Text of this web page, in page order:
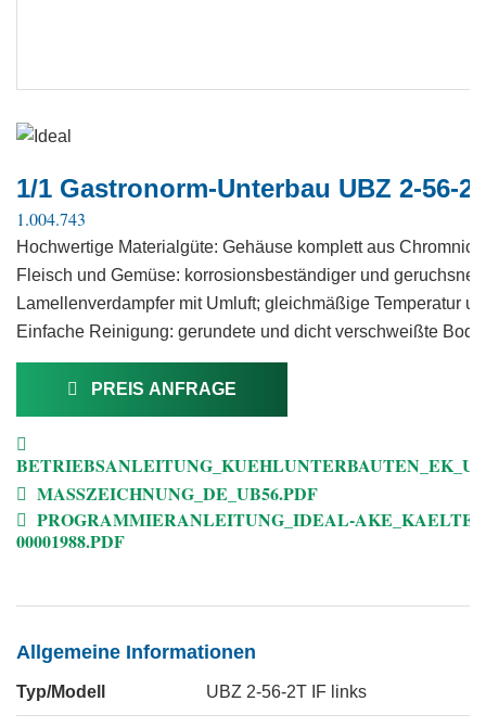
1/1 Gastronorm-Unterbau UBZ 2-56-
1.004.743
Hochwertige Materialgüte: Gehäuse komplett aus
Fleisch und Gemüse: korrosionsbeständiger und
Lamellenverdampfer mit Umluft; gleichmäßige Temperatur
Einfache Reinigung: gerundete und dicht verschweißte
PREIS ANFRAGE
MASSZEICHNUNG_DE_UB56.PDF
PROGRAMMIERANLEITUNG_IDEAL-
00001988.PDF
Allgemeine Informationen
Typ/Modell UBZ 2-56-2T IF links